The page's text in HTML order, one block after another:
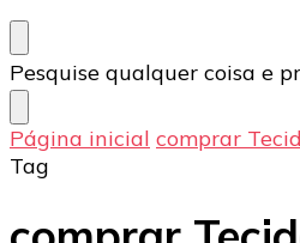
Procurando
algo?
Pesquise qualquer coisa e
Página inicial comprar
Tag